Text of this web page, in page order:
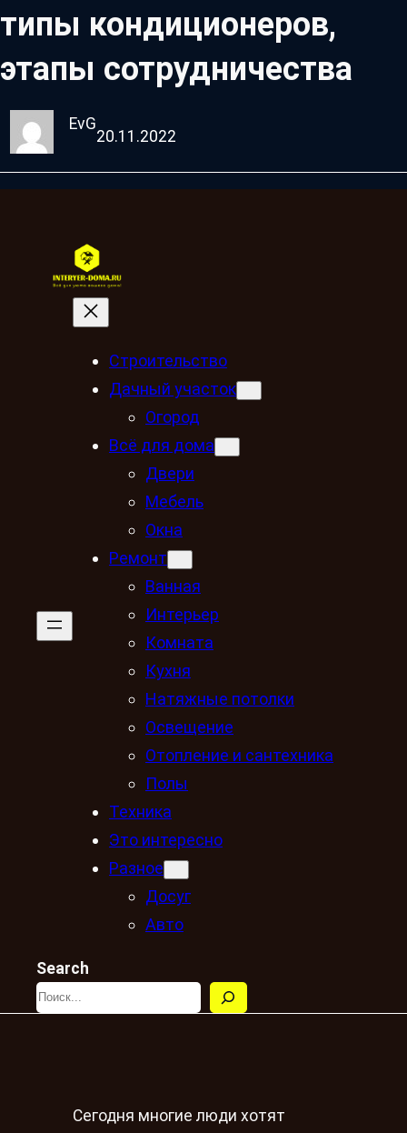
типы кондиционеров,
этапы сотрудничества
EvG
20.11.2022
Строительство
Дачный участок
Огород
Всё для дома
Двери
Мебель
Окна
Ремонт
Ванная
Интерьер
Комната
Кухня
Натяжные потолки
Освещение
Отопление и сантехника
Полы
Техника
Это интересно
Разное
Досуг
Авто
Search
Сегодня многие люди хотят